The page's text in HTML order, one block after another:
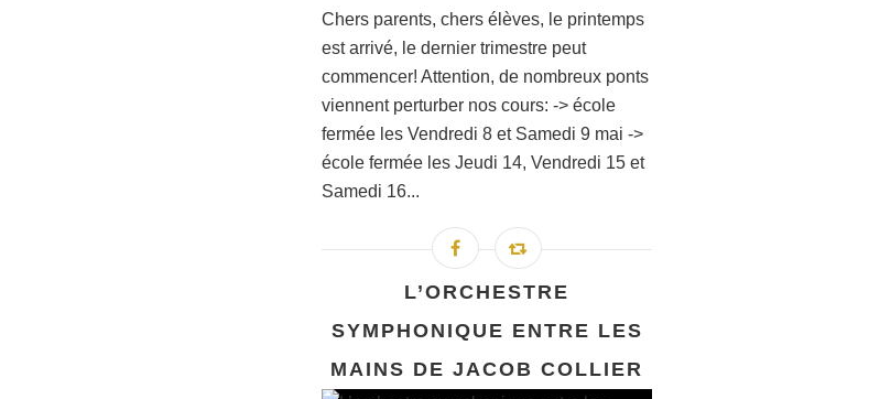
Chers parents, chers élèves, le printemps
est arrivé, le dernier trimestre peut
commencer! Attention, de nombreux ponts
viennent perturber nos cours: -> école
fermée les Vendredi 8 et Samedi 9 mai ->
école fermée les Jeudi 14, Vendredi 15 et
Samedi 16...
L’ORCHESTRE
SYMPHONIQUE ENTRE LES
MAINS DE JACOB COLLIER